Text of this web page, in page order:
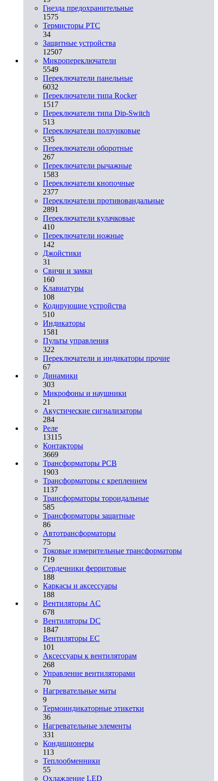
Гнезда предохранительные
1575
Термисторы PTC
34
Защитные устройства
12507
Микропереключатели
5549
Переключатели панельные
6032
Переключатели типа Rocker
1517
Переключатели типа Dip-Switch
513
Переключатели ползунковые
535
Переключатели оборотные
267
Переключатели рычажные
1583
Переключатели кнопочные
2377
Переключатели противовандальные
2891
Переключатели кулачковые
410
Переключатели ножные
142
Джойстики
31
Свичи и замки
160
Клавиатуры
108
Кодирующие устройства
510
Индикаторы
1581
Пульты управления
322
Переключатели и индикаторы прочие
67
Динамики
303
Микрофоны и наушники
21
Акустические сигнализаторы
284
Реле
13115
Контакторы
3669
Трансформаторы PCB
1903
Трансформаторы с креплением
1137
Трансформаторы тороидальные
585
Трансформаторы защитные
86
Автотрансформаторы
75
Токовые измерительные трансформаторы
719
Сердечники ферритовые
188
Каркасы и аксессуары
188
Вентиляторы AC
678
Вентиляторы DC
1847
Вентиляторы EC
101
Аксессуары к вентиляторам
268
Управление вентиляторами
70
Нагревательные маты
9
Термоиндикаторные этикетки
36
Нагревательные элементы
331
Кондиционеры
113
Теплообменники
55
Охлаждение LED